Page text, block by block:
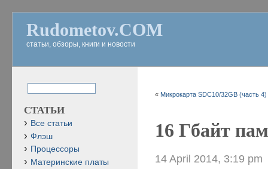
Rudometov.COM
статьи, обзоры, книги и новости
« Микрокарта SDC10/32GB (часть 4)
16 Гбайт
14 April 2014, 3:19 pm
СТАТЬИ
Все статьи
Флэш
Процессоры
Материнские платы